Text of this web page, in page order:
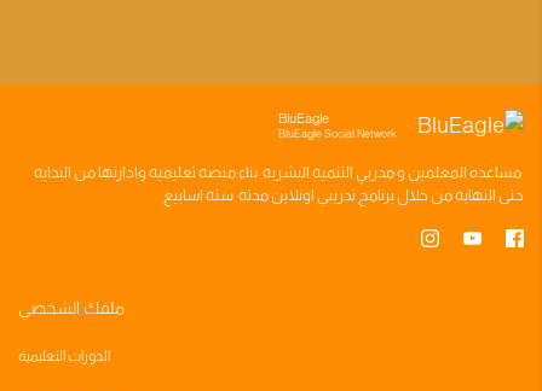
BluEagle
BluEagle Social Network
مساعده المعلمين ومدربي التنميه البشريه بناءمنصه تعليميه وادارتها من البدايه
حتى النهايه من خلال برنامج تدريبي اونلاين مدته سته اسابيع
ملفك الشخصي
الدورات التعليمية